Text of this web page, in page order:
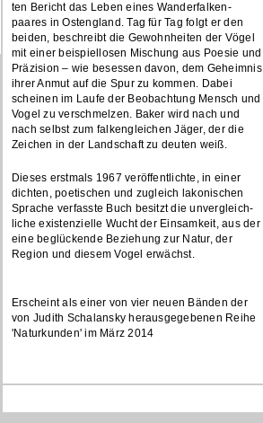
ten Bericht das Leben eines Wanderfalken-
paares in Ostengland. Tag für Tag folgt er den
beiden, beschreibt die Gewohnheiten der Vögel
mit einer beispiellosen Mischung aus Poesie und
Präzision – wie besessen davon, dem Geheimnis
ihrer Anmut auf die Spur zu kommen. Dabei
scheinen im Laufe der Beobachtung Mensch und
Vogel zu verschmelzen. Baker wird nach und
nach selbst zum falkengleichen Jäger, der die
Zeichen in der Landschaft zu deuten weiß.
Dieses erstmals 1967 veröffentlichte, in einer
dichten, poetischen und zugleich lakonischen
Sprache verfasste Buch besitzt die unvergleich-
liche existenzielle Wucht der Einsamkeit, aus der
eine beglückende Beziehung zur Natur, der
Region und diesem Vogel erwächst.
Erscheint als einer von vier neuen Bänden der
von Judith Schalansky herausgegebenen Reihe
'Naturkunden' im März 2014